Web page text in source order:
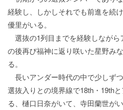
経験し、しかしそれでも前進を続
優里がいる。
選抜の1列目までを経験しながら
の後再び福神に返り咲いた星野み
る。
長いアンダー時代の中で少しず
選抜入りとの境界線で18th・19th
る、樋口日奈がいて、寺田蘭世が